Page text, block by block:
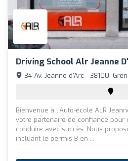
Driving School Alr Jeanne
34 Av. Jeanne d'Arc - 38100,
Bienvenue à l'Auto-école ALR
votre partenaire de confiance pour
conduire avec succès. Nous
incluant le permis B en ...